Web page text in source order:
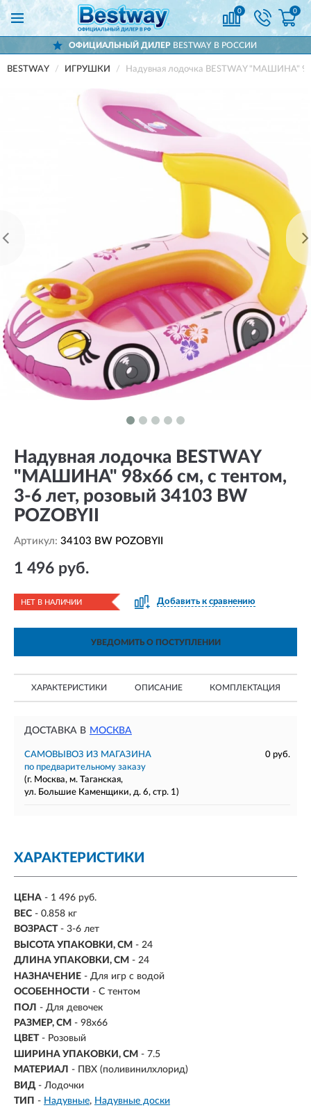
0 0
ОФИЦИАЛЬНЫЙ ДИЛЕР BESTWAY В РОССИИ
BESTWAY ИГРУШКИ Надувная лодочка BESTWAY "МАШИНА"
Надувная лодочка BESTWAY
"МАШИНА" 98х66 см, с тентом,
3-6 лет, розовый 34103 BW
POZOBYII
Артикул: 34103 BW POZOBYII
1 496 руб.
НЕТ В НАЛИЧИИ Добавить к сравнению
УВЕДОМИТЬ О ПОСТУПЛЕНИИ
ХАРАКТЕРИСТИКИ ОПИСАНИЕ КОМПЛЕКТАЦИЯ
ДОСТАВКА В МОСКВА
САМОВЫВОЗ ИЗ МАГАЗИНА
0 руб.
по предварительному заказу
(г. Москва, м. Таганская,
ул. Большие Каменщики, д. 6, стр. 1)
ХАРАКТЕРИСТИКИ
ЦЕНА - 1 496 руб.
ВЕС - 0.858 кг
ВОЗРАСТ - 3-6 лет
ВЫСОТА УПАКОВКИ, СМ - 24
ДЛИНА УПАКОВКИ, СМ - 24
НАЗНАЧЕНИЕ - Для игр с водой
ОСОБЕННОСТИ - С тентом
ПОЛ - Для девочек
РАЗМЕР, СМ - 98х66
ЦВЕТ - Розовый
ШИРИНА УПАКОВКИ, СМ - 7.5
МАТЕРИАЛ - ПВХ (поливинилхлорид)
ВИД - Лодочки
ТИП - Надувные Надувные доски